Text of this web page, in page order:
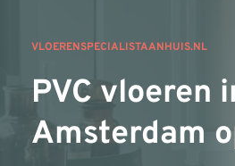
VLOERENSPECIALISTAANHUIS.NL
PVC vloeren
Amsterdam